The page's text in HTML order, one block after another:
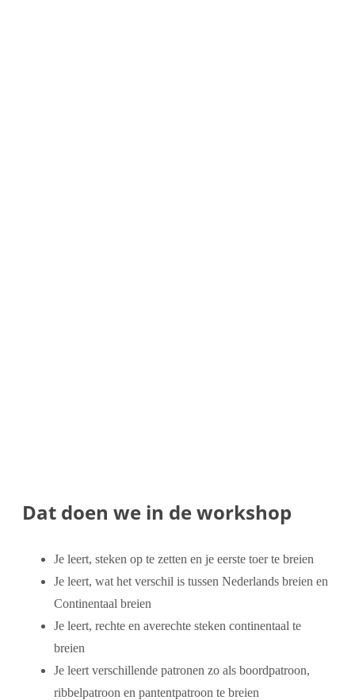
Dat doen we in de workshop
Je leert, steken op te zetten en je eerste toer te breien
Je leert, wat het verschil is tussen Nederlands breien en
Continentaal breien
Je leert, rechte en averechte steken continentaal te
breien
Je leert verschillende patronen zo als boordpatroon,
ribbelpatroon en pantentpatroon te breien